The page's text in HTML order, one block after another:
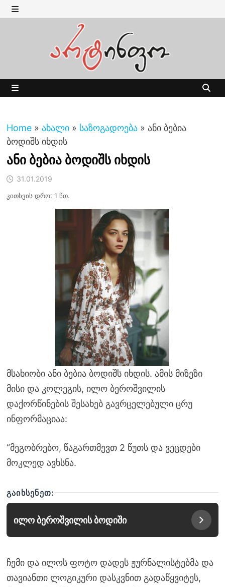
Skip
to MENU
Home » ახალი » საზოგადოება » ანი ბებია
ბოდიშს იხდის
ანი ბებია ბოდიშს იხდის
31.01.2019
კითხვის დრო: 1 წთ.
მსახიობი ანი ბებია ბოდიშს იხდის. ამის მიზეზი
მისი და კოლეგის, ილო ბეროშვილის
დაქორწინების შესახებ გავრცელებული ცრუ
ინფორმაციაა:
“მეგობრებო, წაგართმევთ 2 წუთს და ვეცდები
მოკლედ ავხსნა.
ᲒᲐᲘᲮᲡᲔᲜᲔᲗ:
ილო ბეროშვილის ბოდიში
ჩემი და ილოს ფოტო დადეს ჟურნალისტებმა და
თავიანთი ლოგიკური დასკვნით გადაწყვიტეს,